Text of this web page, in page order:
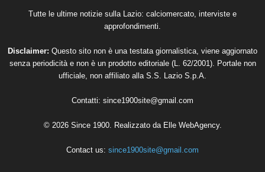
Tutte le ultime notizie sulla Lazio: calciomercato, interviste e
approfondimenti.
Disclaimer: Questo sito non è una testata giornalistica, viene aggiornato
senza periodicità e non è un prodotto editoriale (L. 62/2001). Portale non
ufficiale, non affiliato alla S.S. Lazio S.p.A.
Contatti: since1900site@gmail.com
© 2026 Since 1900. Realizzato da Elle WebAgency.
Contact us: since1900site@gmail.com